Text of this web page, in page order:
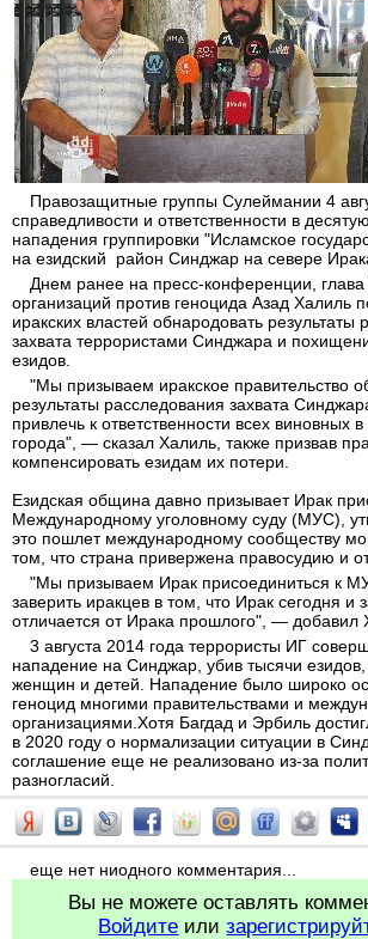
Правозащитные группы Сулеймании 4
справедливости и ответственности в
нападения группировки "Исламское
на езидский район Синджар на севере
Днем ранее на пресс-конференции,
организаций против геноцида Азад Халиль
иракских властей обнародовать результаты
захвата террористами Синджара и
езидов.
"Мы призываем иракское правительство
результаты расследования захвата
привлечь к ответственности всех виновных в
города", — сказал Халиль, также призвав
компенсировать езидам их потери.
Езидская община давно призывает Ирак
Международному уголовному суду (МУС),
это пошлет международному сообществу
том, что страна привержена правосудию и
"Мы призываем Ирак присоединиться к
заверить иракцев в том, что Ирак сегодня и
отличается от Ирака прошлого", — добавил
3 августа 2014 года террористы ИГ
нападение на Синджар, убив тысячи езидов,
женщин и детей. Нападение было широко
геноцид многими правительствами и
организациями.Хотя Багдад и Эрбиль
в 2020 году о нормализации ситуации в
соглашение еще не реализовано из-за
разногласий.
еще нет ниодного комментария...
Вы не можете оставлять
Войдите или